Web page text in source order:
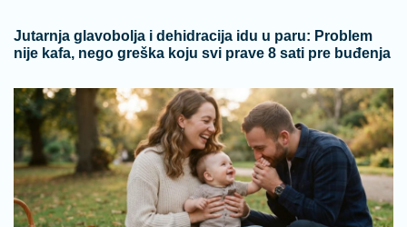
Jutarnja glavobolja i dehidracija idu u paru: Problem
nije kafa, nego greška koju svi prave 8 sati pre buđenja